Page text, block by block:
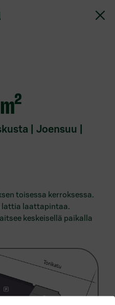
| Joensuu |
toisessa kerroksessa.
lattia laattapintaa.
keskeisellä paikalla